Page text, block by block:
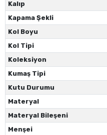
Kalıp
Kapama Şekli
Kol Boyu
Kol Tipi
Koleksiyon
Kumaş Tipi
Kutu Durumu
Materyal
Materyal Bileşeni
Menşei